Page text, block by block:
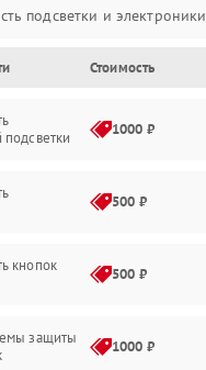
подсветки и электроники
изображения
управления
Стоимость
1000 ₽
500 ₽
кнопок
500 ₽
защиты
1000 ₽